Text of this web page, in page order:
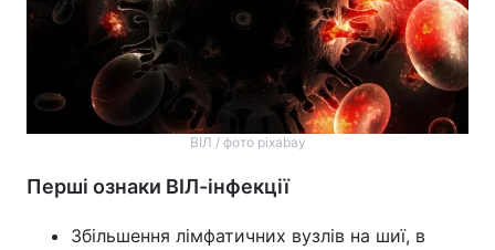
ВІЛ / фото pixabay
Перші ознаки ВІЛ-інфекції
Збільшення лімфатичних вузлів на шиї, в